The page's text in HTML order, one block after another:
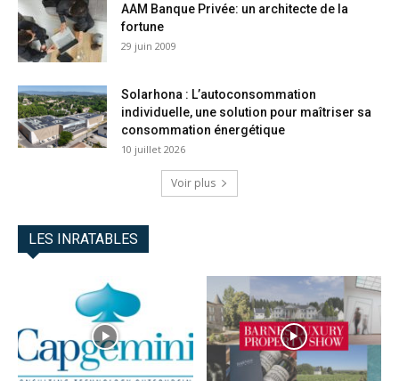
AAM Banque Privée: un architecte de la
fortune
29 juin 2009
Solarhona : L’autoconsommation
individuelle, une solution pour maîtriser sa
consommation énergétique
10 juillet 2026
Voir plus
LES INRATABLES